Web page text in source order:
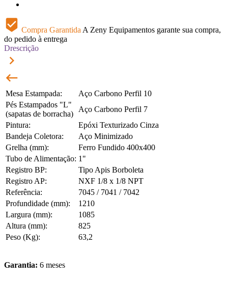
beenhere Compra Garantida A Zeny Equipamentos garante sua compra,
do pedido à entrega
Drescrição
keyboard_arrow_right
keyboard_backspace
Mesa Estampada:
Aço Carbono Perfil 10
Pés Estampados "L"
(sapatas de borracha)
Aço Carbono Perfil 7
Pintura:
Epóxi Texturizado Cinza
Bandeja Coletora:
Aço Minimizado
Grelha (mm):
Ferro Fundido 400x400
Tubo de Alimentação: 1"
Registro BP:
Tipo Apis Borboleta
Registro AP:
NXF 1/8 x 1/8 NPT
Referência:
7045 / 7041 / 7042
Profundidade (mm):
1210
Largura (mm):
1085
Altura (mm):
825
Peso (Kg):
63,2
Garantia: 6 meses